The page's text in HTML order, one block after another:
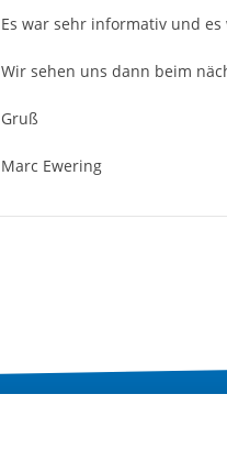
Es war sehr informativ und
Wir sehen uns dann beim
Gruß
Marc Ewering